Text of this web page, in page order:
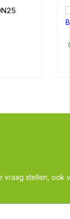
vraag stellen, ook